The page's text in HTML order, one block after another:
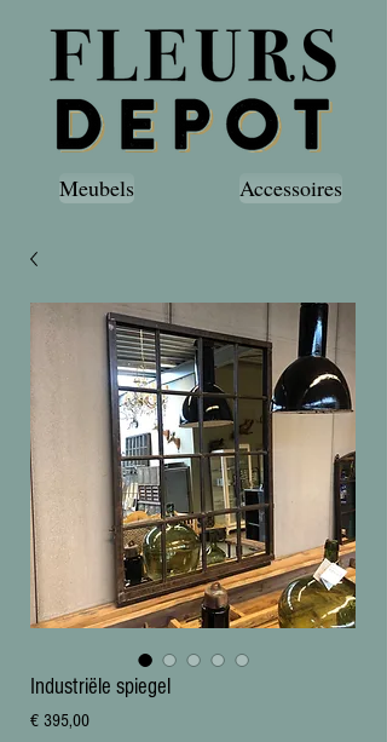
Meubels Accessoires
Industriële spiegel
€ 395,00Prijs